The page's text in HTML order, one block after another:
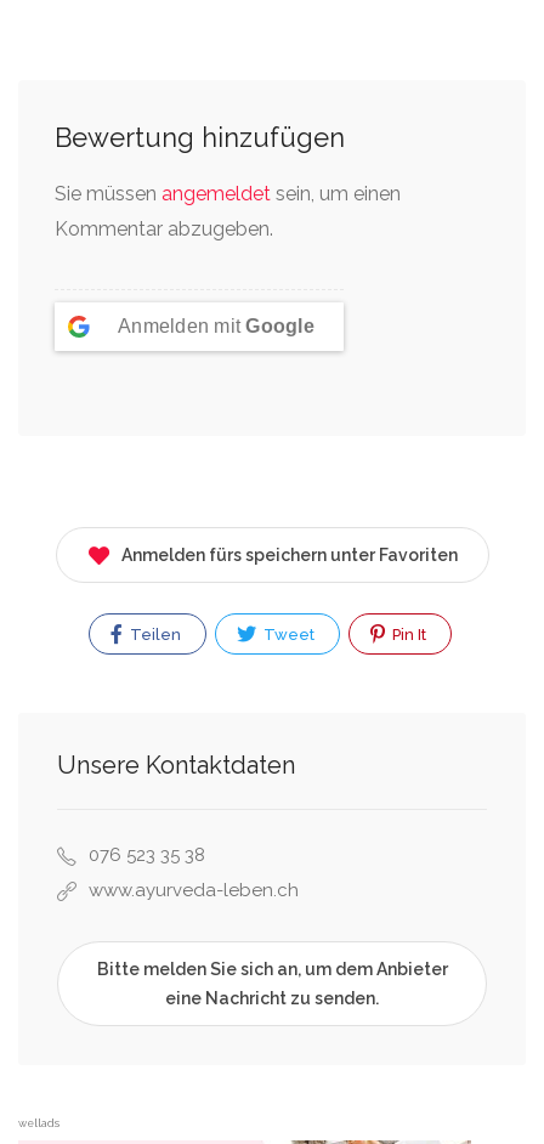
Bewertung hinzufügen
Sie müssen angemeldet sein, um einen
Kommentar abzugeben.
Anmelden mitGoogle
Anmelden fürs speichern unter Favoriten
Teilen Tweet Pin It
Unsere Kontaktdaten
076 523 35 38
www.ayurveda-leben.ch
Bitte melden Sie sich an, um dem Anbieter
eine Nachricht zu senden.
wellads